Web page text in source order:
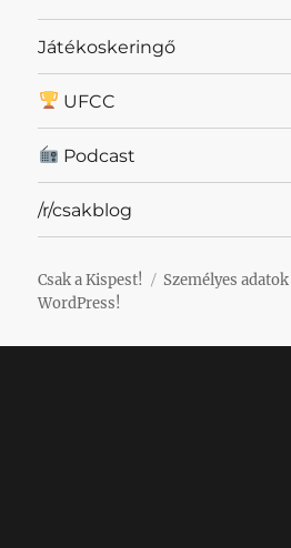
Játékoskeringő
UFCC
Podcast
/r/csakblog
Csak a Kispest! Személyes
WordPress!